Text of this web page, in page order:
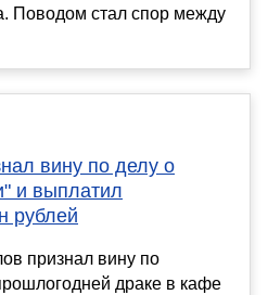
Поводом стал спор между
вину по делу о
и выплатил
рублей
признал вину по
драке в кафе